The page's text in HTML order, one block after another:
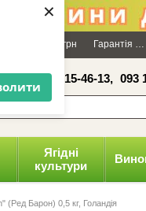
×
Даруємо 100 грн Гарантія
41, 050 515-46-13, 093
Ягідні
культури
(Ред Барон) 0,5 кг, Голандія